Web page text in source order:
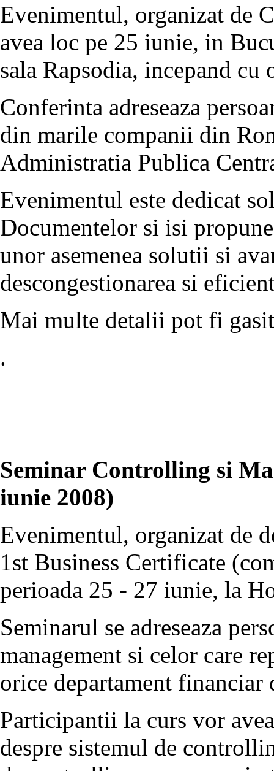
Evenimentul, organizat de
avea loc pe 25 iunie, in
sala Rapsodia, incepand cu
Conferinta adreseaza
din marile companii din
Administratia Publica
Evenimentul este dedicat
Documentelor si isi
unor asemenea solutii si
descongestionarea si
Mai multe detalii pot fi
.
Seminar Controlling si
iunie 2008)
Evenimentul, organizat de
1st Business Certificate
perioada 25 - 27 iunie, la
Seminarul se adreseaza
management si celor care
orice departament
Participantii la curs vor
despre sistemul de